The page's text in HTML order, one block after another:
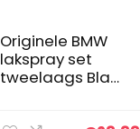
Originele BMW
lakspray set
tweelaags Black